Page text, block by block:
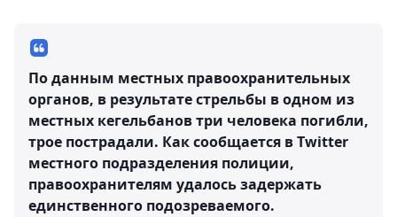
По данным местных правоохранительных
органов, в результате стрельбы в одном из
местных кегельбанов три человека погибли,
трое пострадали. Как сообщается в Twitter
местного подразделения полиции,
правоохранителям удалось задержать
единственного подозреваемого.